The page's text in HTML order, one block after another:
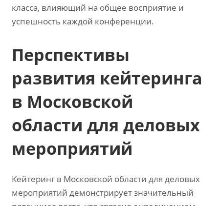
класса, влияющий на общее восприятие и
успешность каждой конференции.
Перспективы
развития кейтеринга
в Московской
области для деловых
мероприятий
Кейтеринг в Московской области для деловых
мероприятий демонстрирует значительный